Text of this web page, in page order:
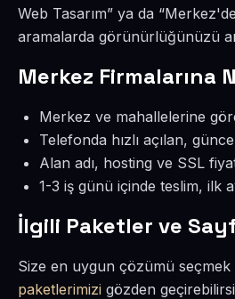
Web Tasarım” ya da
aramalarda görünürlüğünüzü
Merkez Firmalarına
Merkez ve mahallelerine
Telefonda hızlı açılan,
Alan adı, hosting ve SSL
1-3 iş günü içinde teslim, ilk
İlgili Paketler ve
Size en uygun çözümü seçmek
paketlerimizi gözden